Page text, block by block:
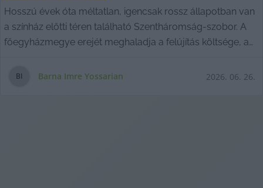
Hosszú évek óta méltatlan, igencsak rossz állapotban van
a színház előtti téren található Szentháromság-szobor. A
főegyházmegye erejét meghaladja a felújítás költsége, a
valódi cselekvés helyett.
BI Barna Imre Yossarian 2026. 06. 26.